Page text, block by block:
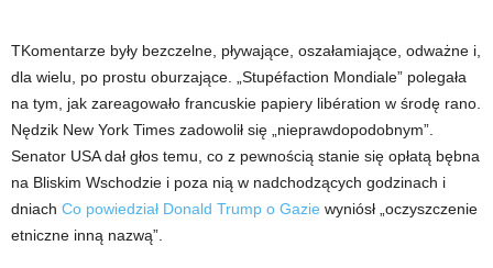
TKomentarze były bezczelne, pływające, oszałamiające, odważne i,
dla wielu, po prostu oburzające. „Stupéfaction Mondiale” polegała
na tym, jak zareagowało francuskie papiery libération w środę rano.
Nędzik New York Times zadowolił się „nieprawdopodobnym”.
Senator USA dał głos temu, co z pewnością stanie się opłatą bębna
na Bliskim Wschodzie i poza nią w nadchodzących godzinach i
dniach Co powiedział Donald Trump o Gazie wyniósł „oczyszczenie
etniczne inną nazwą”.